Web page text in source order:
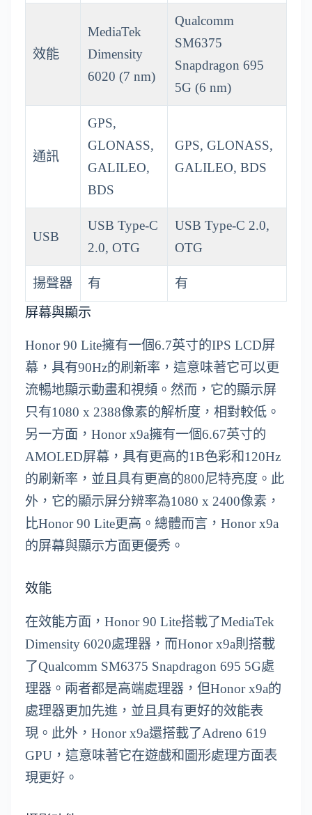
效能
MediaTek
Dimensity
6020 (7 nm)
Qualcomm
SM6375
Snapdragon 695
5G (6 nm)
通訊
GPS,
GLONASS,
GALILEO,
BDS
GPS, GLONASS,
GALILEO, BDS
USB
USB Type-C
2.0, OTG
USB Type-C 2.0,
OTG
揚聲器 有
有
屏幕與顯示
Honor 90 Lite擁有一個6.7英寸的IPS LCD屏
幕，具有90Hz的刷新率，這意味著它可以更
流暢地顯示動畫和視頻。然而，它的顯示屏
只有1080 x 2388像素的解析度，相對較低。
另一方面，Honor x9a擁有一個6.67英寸的
AMOLED屏幕，具有更高的1B色彩和120Hz
的刷新率，並且具有更高的800尼特亮度。此
外，它的顯示屏分辨率為1080 x 2400像素，
比Honor 90 Lite更高。總體而言，Honor x9a
的屏幕與顯示方面更優秀。
效能
在效能方面，Honor 90 Lite搭載了MediaTek
Dimensity 6020處理器，而Honor x9a則搭載
了Qualcomm SM6375 Snapdragon 695 5G處
理器。兩者都是高端處理器，但Honor x9a的
處理器更加先進，並且具有更好的效能表
現。此外，Honor x9a還搭載了Adreno 619
GPU，這意味著它在遊戲和圖形處理方面表
現更好。